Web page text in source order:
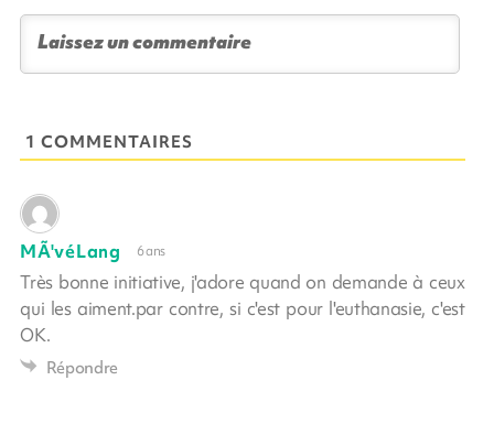
1 COMMENTAIRES
MÃ'véLang 6 ans
Très bonne initiative, j'adore quand on demande à ceux
qui les aiment.par contre, si c'est pour l'euthanasie, c'est
OK.
Répondre